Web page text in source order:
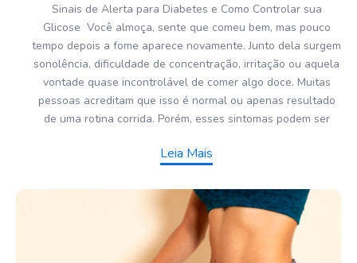
Sinais de Alerta para Diabetes e Como Controlar sua
Glicose Você almoça, sente que comeu bem, mas pouco
tempo depois a fome aparece novamente. Junto dela surgem
sonolência, dificuldade de concentração, irritação ou aquela
vontade quase incontrolável de comer algo doce. Muitas
pessoas acreditam que isso é normal ou apenas resultado
de uma rotina corrida. Porém, esses sintomas podem ser
Leia Mais